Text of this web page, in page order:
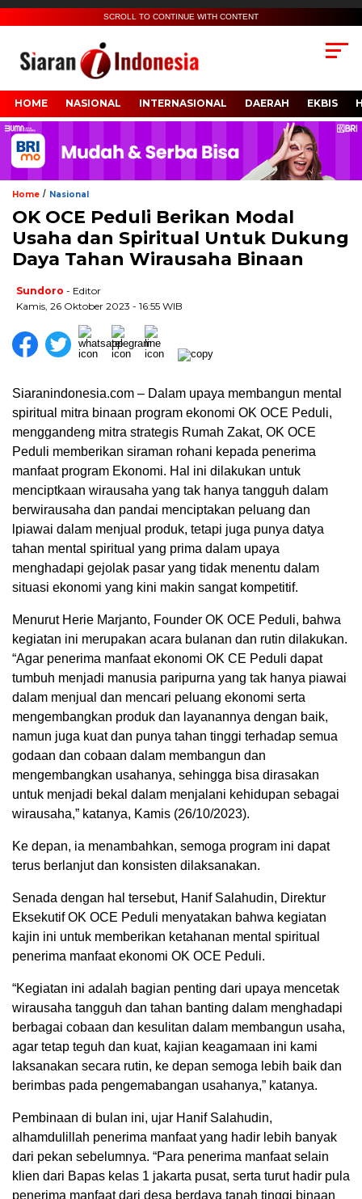
00:00
SCROLL TO CONTINUE WITH CONTENT
HOME NASIONAL INTERNASIONAL DAERAH EKBIS
Home / Nasional
OK OCE Peduli Berikan Modal
Usaha dan Spiritual Untuk Dukung
Daya Tahan Wirausaha Binaan
Sundoro - Editor
Kamis, 26 Oktober 2023 - 16:55 WIB
Siaranindonesia.com – Dalam upaya membangun mental
spiritual mitra binaan program ekonomi OK OCE Peduli,
menggandeng mitra strategis Rumah Zakat, OK OCE
Peduli memberikan siraman rohani kepada penerima
manfaat program Ekonomi. Hal ini dilakukan untuk
menciptkaan wirausaha yang tak hanya tangguh dalam
berwirausaha dan pandai menciptakan peluang dan
lpiawai dalam menjual produk, tetapi juga punya datya
tahan mental spiritual yang prima dalam upaya
menghadapi gejolak pasar yang tidak menentu dalam
situasi ekonomi yang kini makin sangat kompetitif.
Menurut Herie Marjanto, Founder OK OCE Peduli, bahwa
kegiatan ini merupakan acara bulanan dan rutin dilakukan.
“Agar penerima manfaat ekonomi OK CE Peduli dapat
tumbuh menjadi manusia paripurna yang tak hanya piawai
dalam menjual dan mencari peluang ekonomi serta
mengembangkan produk dan layanannya dengan baik,
namun juga kuat dan punya tahan tinggi terhadap semua
godaan dan cobaan dalam membangun dan
mengembangkan usahanya, sehingga bisa dirasakan
untuk menjadi bekal dalam menjalani kehidupan sebagai
wirausaha,” katanya, Kamis (26/10/2023).
Ke depan, ia menambahkan, semoga program ini dapat
terus berlanjut dan konsisten dilaksanakan.
Senada dengan hal tersebut, Hanif Salahudin, Direktur
Eksekutif OK OCE Peduli menyatakan bahwa kegiatan
kajin ini untuk memberikan ketahanan mental spiritual
penerima manfaat ekonomi OK OCE Peduli.
“Kegiatan ini adalah bagian penting dari upaya mencetak
wirausaha tangguh dan tahan banting dalam menghadapi
berbagai cobaan dan kesulitan dalam membangun usaha,
agar tetap teguh dan kuat, kajian keagamaan ini kami
laksanakan secara rutin, ke depan semoga lebih baik dan
berimbas pada pengemabangan usahanya,” katanya.
Pembinaan di bulan ini, ujar Hanif Salahudin,
alhamdulillah penerima manfaat yang hadir lebih banyak
dari pekan sebelumnya. “Para penerima manfaat selain
klien dari Bapas kelas 1 jakarta pusat, serta turut hadir pula
penerima manfaat dari desa berdaya tanah tinggi binaan